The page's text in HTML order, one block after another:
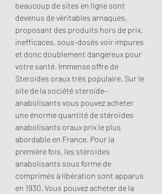
beaucoup de sites en ligne sont
devenus de véritables arnaques,
proposant des produits hors de prix,
inefficaces, sous-dosés voir impures
et donc doublement dangereux pour
votre santé. Immense offre de
Steroides oraux très populaire. Sur le
site de la société steroide-
anabolisants vous pouvez acheter
une énorme quantité de stéroïdes
anabolisants oraux prix le plus
abordable en France. Pour la
première fois, les stéroïdes
anabolisants sous forme de
comprimés à libération sont apparus
en 1930. Vous pouvez acheter de la